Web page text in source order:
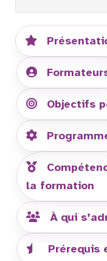
Objectifs
la formation
À qui
Prérequis